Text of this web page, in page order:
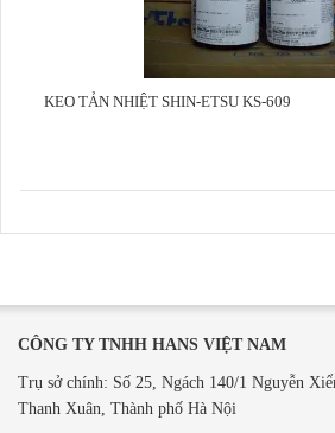
KEO TẢN NHIỆT SHIN-ETSU KS-609
CÔNG TY TNHH HANS VIỆT NAM
Trụ sở chính: Số 25, Ngách 140/1 Nguyễn
Thanh Xuân, Thành phố Hà Nội